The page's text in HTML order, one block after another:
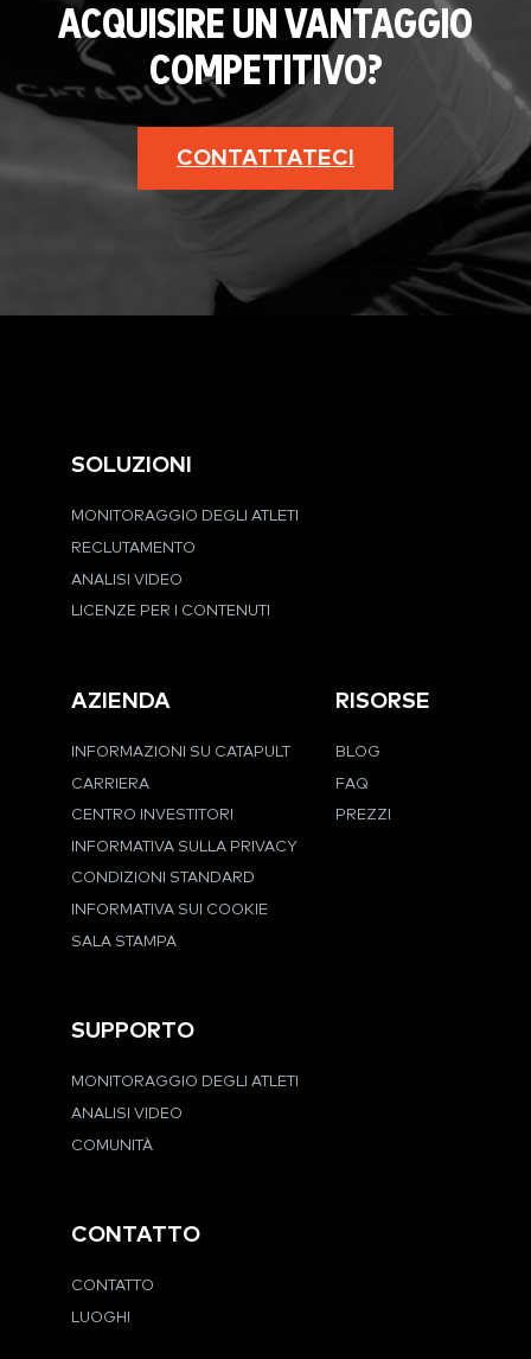
ACQUISIRE UN VANTAGGIO
COMPETITIVO?
CONTATTATECI
SOLUZIONI
MONITORAGGIO DEGLI ATLETI
RECLUTAMENTO
ANALISI VIDEO
LICENZE PER I CONTENUTI
AZIENDA
INFORMAZIONI SU CATAPULT
CARRIERA
CENTRO INVESTITORI
INFORMATIVA SULLA PRIVACY
CONDIZIONI STANDARD
INFORMATIVA SUI COOKIE
SALA STAMPA
RISORSE
BLOG
FAQ
PREZZI
SUPPORTO
MONITORAGGIO DEGLI ATLETI
ANALISI VIDEO
COMUNITÀ
CONTATTO
CONTATTO
LUOGHI